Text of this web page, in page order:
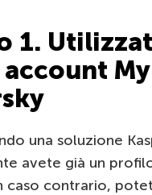
1.
My
una soluzione
avete già un
caso contrario,